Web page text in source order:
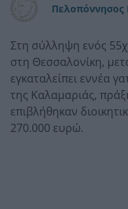
Πελοπόννησος
Στη σύλληψη ενός
στη Θεσσαλονίκη,
εγκαταλείπει εννέα
της Καλαμαριάς,
επιβλήθηκαν
270.000 ευρώ.